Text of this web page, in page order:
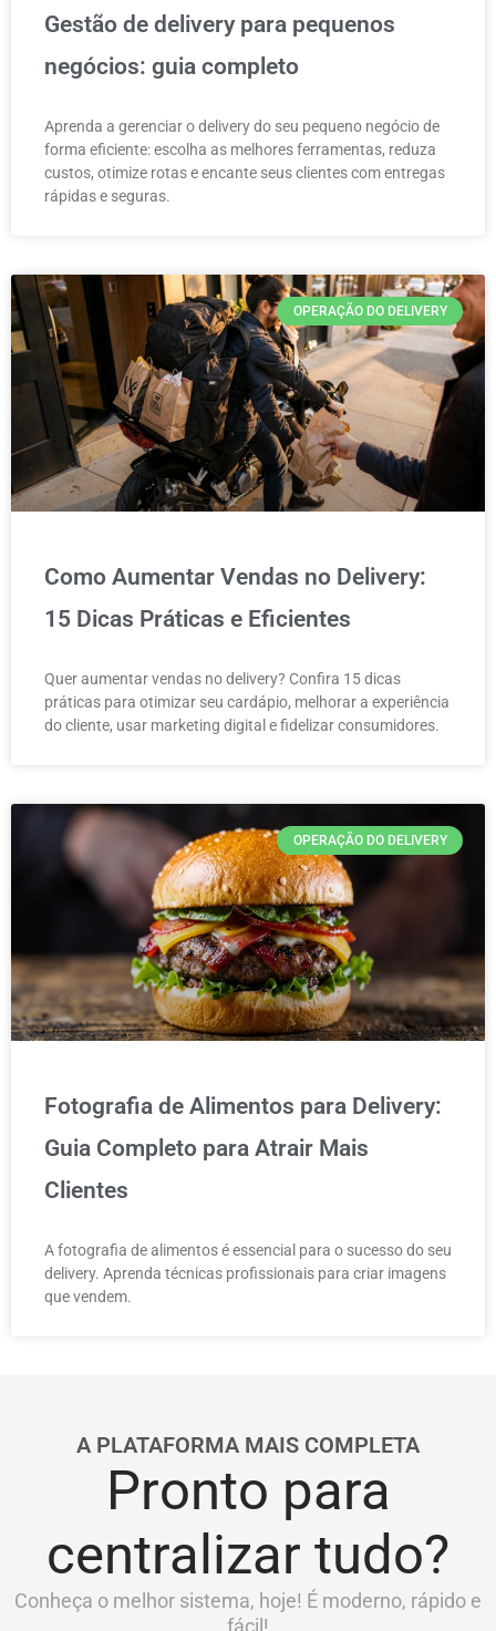
Gestão de delivery para pequenos
negócios: guia completo
Aprenda a gerenciar o delivery do seu pequeno negócio de
forma eficiente: escolha as melhores ferramentas, reduza
custos, otimize rotas e encante seus clientes com entregas
rápidas e seguras.
OPERAÇÃO DO DELIVERY
Como Aumentar Vendas no Delivery:
15 Dicas Práticas e Eficientes
Quer aumentar vendas no delivery? Confira 15 dicas
práticas para otimizar seu cardápio, melhorar a experiência
do cliente, usar marketing digital e fidelizar consumidores.
OPERAÇÃO DO DELIVERY
Fotografia de Alimentos para Delivery:
Guia Completo para Atrair Mais
Clientes
A fotografia de alimentos é essencial para o sucesso do seu
delivery. Aprenda técnicas profissionais para criar imagens
que vendem.
A PLATAFORMA MAIS COMPLETA
Pronto para
centralizar tudo?
Conheça o melhor sistema, hoje! É moderno, rápido e
fácil!